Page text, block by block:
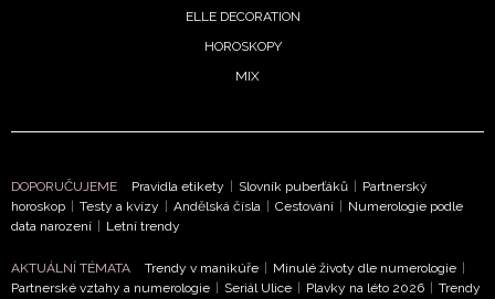
Přihlášením k newsletteru souhlasíte sObchodními
podmínkami společnosti BurdaMedia Extra s.r.o.a
potvrzujete, že jste se seznámili se
ochrany soukromí
- BurdaMedia Extra s.r.o. bude s
Vašimi údaji pracovat zejména k organizaci a
ELLE DECORATION
HOROSKOPY
MIX
DOPORUČUJEME Pravidla etikety Slovník puberťáků
Partnerský
horoskop
Testy a kvízy Andělská čísla Cestování
Numerologie podle
data narození
Letní trendy
AKTUÁLNÍ TÉMATA Trendy v manikúře Minulé životy dle numerologie
Partnerské vztahy a numerologie
Seriál Ulice Plavky na léto 2026
Trendy